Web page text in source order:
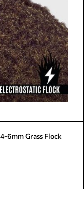
6mm Grass Flock